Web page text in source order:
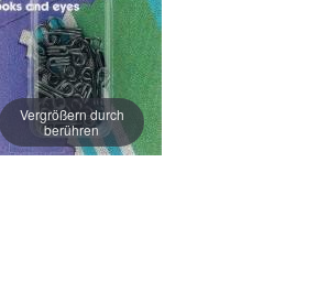
Vergrößern durch
berühren